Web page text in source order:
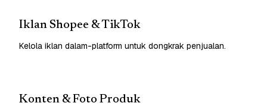
Iklan Shopee & TikTok
Kelola iklan dalam-platform untuk dongkrak penjualan.
Konten & Foto Produk